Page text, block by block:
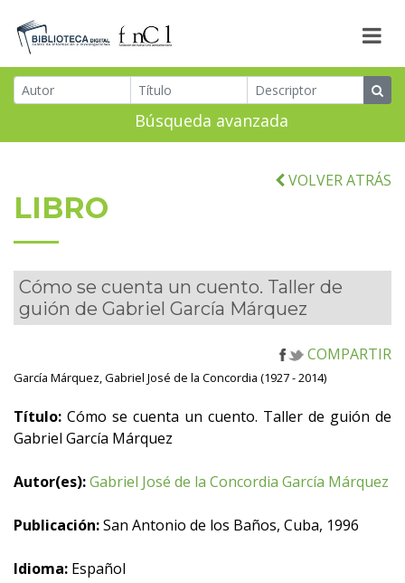
Búsqueda avanzada
VOLVER ATRÁS
LIBRO
Cómo se cuenta un cuento. Taller de
guión de Gabriel García Márquez
COMPARTIR
García Márquez, Gabriel José de la Concordia (1927 - 2014)
Título: Cómo se cuenta un cuento. Taller de guión de
Gabriel García Márquez
Autor(es):Gabriel José de la Concordia García Márquez
Publicación:San Antonio de los Baños, Cuba, 1996
Idioma: Español